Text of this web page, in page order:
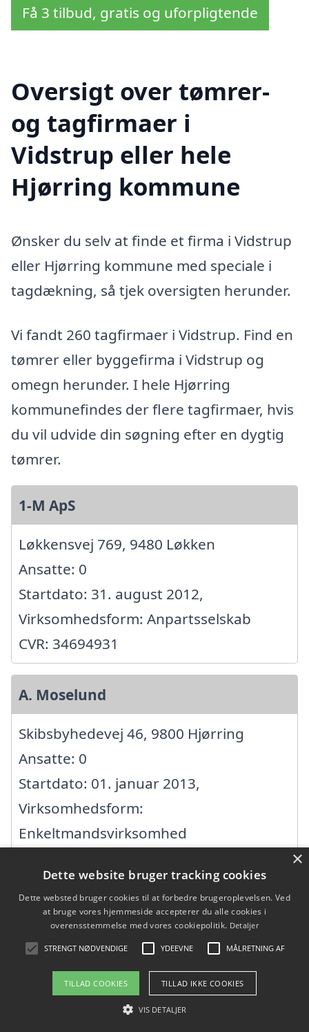
Få 3 tilbud, gratis og uforpligtende
Oversigt over tømrer-
og tagfirmaer i
Vidstrup eller hele
Hjørring kommune
Ønsker du selv at finde et firma i Vidstrup
eller Hjørring kommune med speciale i
tagdækning, så tjek oversigten herunder.
Vi fandt 260 tagfirmaer i Vidstrup. Find en
tømrer eller byggefirma i Vidstrup og
omegn herunder. I hele Hjørring
kommunefindes der flere tagfirmaer, hvis
du vil udvide din søgning efter en dygtig
tømrer.
1-M ApS
Løkkensvej 769, 9480 Løkken
Ansatte: 0
Startdato: 31. august 2012,
Virksomhedsform: Anpartsselskab
CVR: 34694931
A. Moselund
Skibsbyhedevej 46, 9800 Hjørring
Ansatte: 0
Startdato: 01. januar 2013,
Virksomhedsform:
Enkeltmandsvirksomhed
Aaens Tømrervirksomhed ApS
Uggerhøjvej 11, 9800 Hjørring
Ansatte:
Startdato: 04. juli 2018,
×
Dette website bruger tracking cookies
Dette websted bruger cookies til at forbedre brugeroplevelsen. Ved
at bruge vores hjemmeside accepterer du alle cookies i
overensstemmelse med vores cookiepolitik. Detaljer
STRENGT NØDVENDIGE YDEEVNE MÅLRETNING AF
TILLAD COOKIES TILLAD IKKE COOKIES
VIS DETALJER